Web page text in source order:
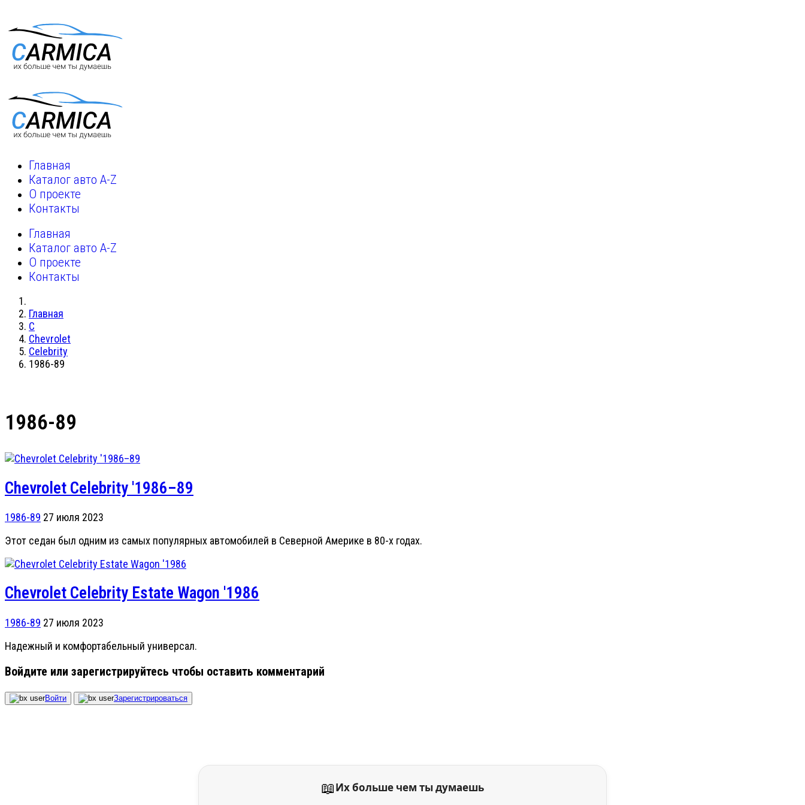
Главная
Каталог авто A-Z
О проекте
Контакты
Главная
Каталог авто A-Z
О проекте
Контакты
Главная
C
Chevrolet
Celebrity
1986-89
1986-89
Chevrolet Celebrity '1986–89
1986-89 27 июля 2023
Этот седан был одним из самых популярных автомобилей в Северной Америке в 80-х годах.
Chevrolet Celebrity Estate Wagon '1986
1986-89 27 июля 2023
Надежный и комфортабельный универсал.
Войдите или зарегистрируйтесь чтобы оставить комментарий
Войти Зарегистрироваться
📖Их больше чем ты думаешь